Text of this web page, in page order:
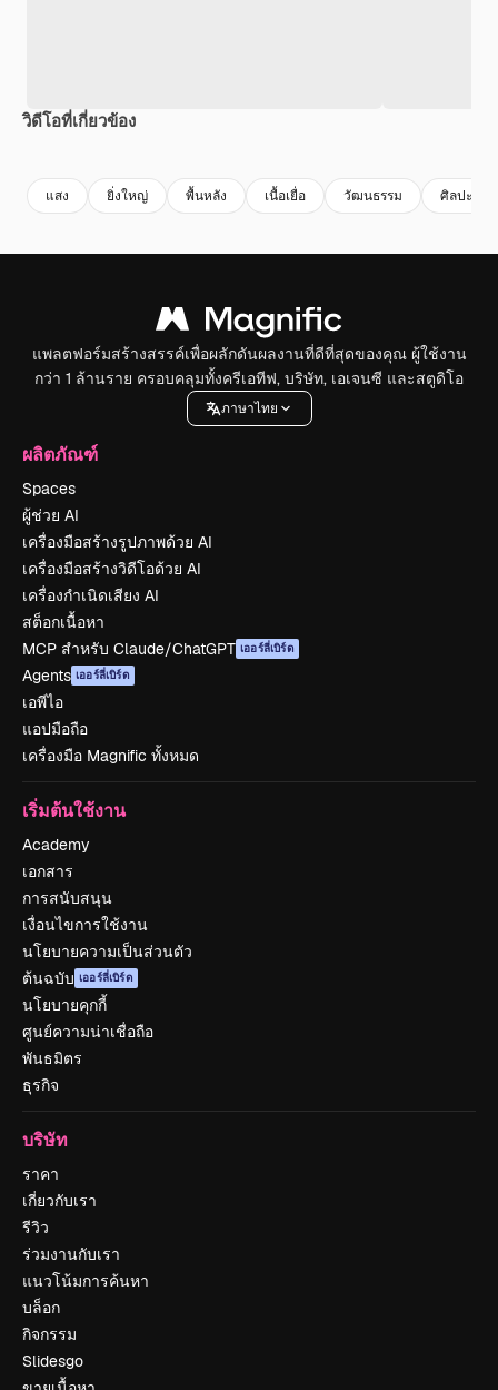
วิดีโอที่เกี่ยวข้อง
แสง ยิ่งใหญ่ พื้นหลัง เนื้อเยื่อ วัฒนธรรม ศิลปะ
แพลตฟอร์มสร้างสรรค์เพื่อผลักดันผลงานที่ดีที่สุดของคุณ ผู้ใช้งาน
กว่า 1 ล้านราย ครอบคลุมทั้งครีเอทีฟ, บริษัท, เอเจนซี และสตูดิโอ
ภาษาไทย
ผลิตภัณฑ์
Spaces
ผู้ช่วย AI
เครื่องมือสร้างรูปภาพด้วย AI
เครื่องมือสร้างวิดีโอด้วย AI
เครื่องกำเนิดเสียง AI
สต็อกเนื้อหา
MCP สำหรับ Claude/ChatGPT เออร์ลี่เบิร์ด
Agents เออร์ลี่เบิร์ด
เอพีไอ
แอปมือถือ
เครื่องมือ Magnific ทั้งหมด
เริ่มต้นใช้งาน
Academy
เอกสาร
การสนับสนุน
เงื่อนไขการใช้งาน
นโยบายความเป็นส่วนตัว
ต้นฉบับ เออร์ลี่เบิร์ด
นโยบายคุกกี้
ศูนย์ความน่าเชื่อถือ
พันธมิตร
ธุรกิจ
บริษัท
ราคา
เกี่ยวกับเรา
รีวิว
ร่วมงานกับเรา
แนวโน้มการค้นหา
บล็อก
กิจกรรม
Slidesgo